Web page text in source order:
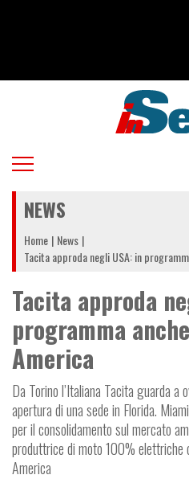
NEWS
Home News
Tacita approda negli USA: in
Tacita approda
programma
America
Da Torino l’Italiana Tacita guarda a
apertura di una sede in Florida.
per il consolidamento sul mercato
produttrice di moto 100% elettriche
America